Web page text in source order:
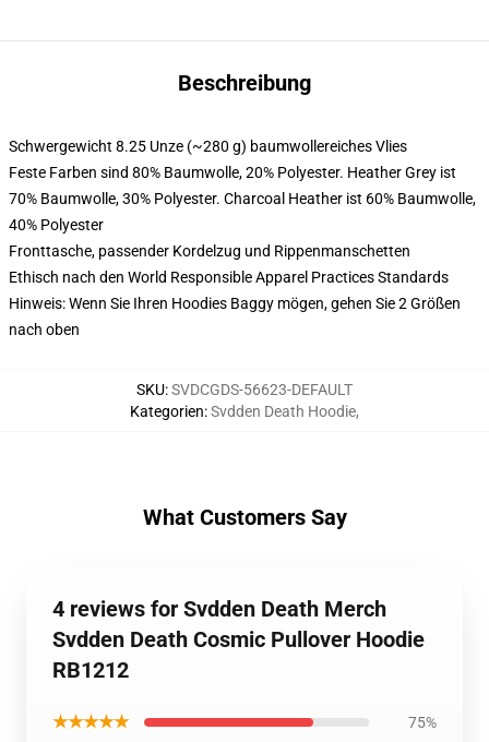
Beschreibung
Schwergewicht 8.25 Unze (~280 g) baumwollereiches Vlies
Feste Farben sind 80% Baumwolle, 20% Polyester. Heather Grey ist
70% Baumwolle, 30% Polyester. Charcoal Heather ist 60% Baumwolle,
40% Polyester
Fronttasche, passender Kordelzug und Rippenmanschetten
Ethisch nach den World Responsible Apparel Practices Standards
Hinweis: Wenn Sie Ihren Hoodies Baggy mögen, gehen Sie 2 Größen
nach oben
SKU:SVDCGDS-56623-DEFAULT
Kategorien:Svdden Death Hoodie,
What Customers Say
4 reviews for Svdden Death Merch
Svdden Death Cosmic Pullover Hoodie
RB1212
★★★★★ 75%